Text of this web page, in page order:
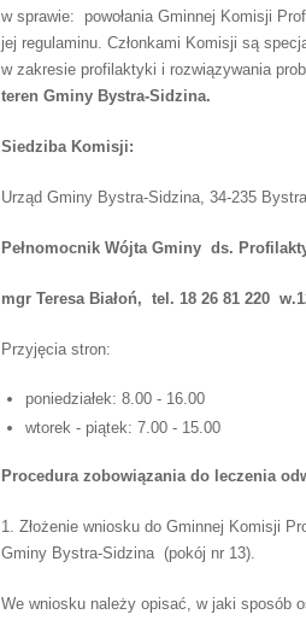
w sprawie: powołania Gminnej Komisji
jej regulaminu. Członkami Komisji są
w zakresie profilaktyki i rozwiązywania
teren Gminy Bystra-Sidzina.
Siedziba Komisji:
Urząd Gminy Bystra-Sidzina, 34-235
Pełnomocnik Wójta Gminy ds.
mgr Teresa Białoń, tel. 18 26 81 220
Przyjęcia stron:
poniedziałek: 8.00 - 16.00
wtorek - piątek: 7.00 - 15.00
Procedura zobowiązania do leczenia
1. Złożenie wniosku do Gminnej Komisji
Gminy Bystra-Sidzina (pokój nr 13).
We wniosku należy opisać, w jaki sposób